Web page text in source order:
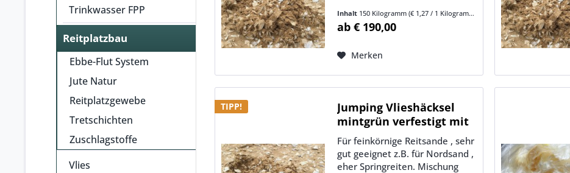
Trinkwasser FPP
Reitplatzbau
Ebbe-Flut System
Jute Natur
Reitplatzgewebe
Tretschichten
Zuschlagstoffe
Vlies
Reitsande. Wenn Ihr Sandboden
stabil und scherfest ist, aber die
Pflegeleichtigkeit...
Inhalt 150 Kilogramm(€ 1,27 / 1 Kilogramm)
ab € 190,00
Merken
TIPP!
Jumping Vlieshäcksel
mintgrün verfestigt mit
30...
Für feinkörnige Reitsande , sehr
gut geeignet z.B. für Nordsand ,
eher Springreiten. Mischung